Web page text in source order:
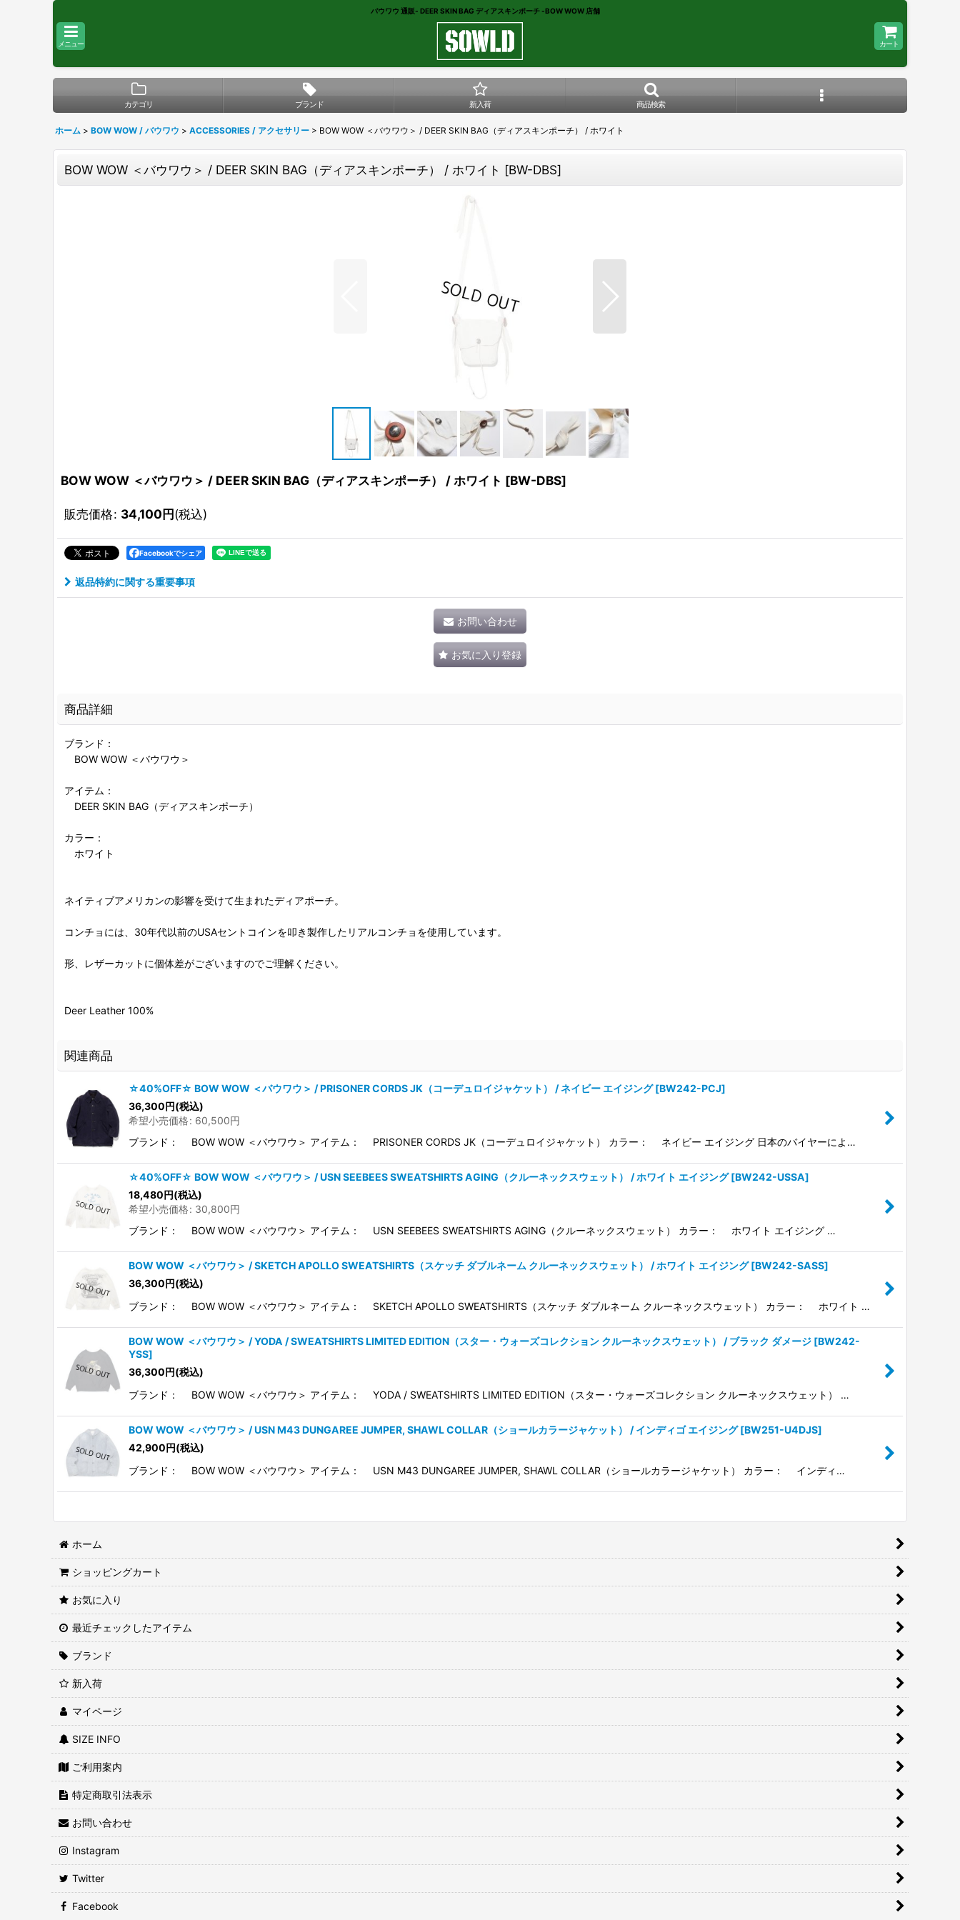
バウワウ 通販- DEER SKIN BAG ディアスキンポーチ -BOW WOW 店舗
メニュー カート
カテゴリ ブランド 新入荷 商品検索
ホーム > BOW WOW / バウワウ > ACCESSORIES / アクセサリー > BOW WOW ＜バウワウ＞ / DEER SKIN BAG（ディアスキンポーチ） / ホワイト
BOW WOW ＜バウワウ＞ / DEER SKIN BAG（ディアスキンポーチ） / ホワイト [BW-DBS]
BOW WOW ＜バウワウ＞ / DEER SKIN BAG（ディアスキンポーチ） / ホワイト [BW-DBS]
販売価格: 34,100円(税込)
Facebookでシェア
返品特約に関する重要事項
お問い合わせ
お気に入り登録
商品詳細
ブランド：
BOW WOW ＜バウワウ＞
アイテム：
DEER SKIN BAG（ディアスキンポーチ）
カラー：
ホワイト
ネイティブアメリカンの影響を受けて生まれたディアポーチ。
コンチョには、30年代以前のUSAセントコインを叩き製作したリアルコンチョを使用しています。
形、レザーカットに個体差がございますのでご理解ください。
Deer Leather 100%
関連商品
☆40%OFF☆ BOW WOW ＜バウワウ＞ / PRISONER CORDS JK（コーデュロイジャケット） / ネイビー エイジング [BW242-PCJ]
36,300円(税込)
希望小売価格: 60,500円
ブランド： BOW WOW ＜バウワウ＞ アイテム： PRISONER CORDS JK（コーデュロイジャケット） カラー： ネイビー エイジング 日本のバイヤーによ…
☆40%OFF☆ BOW WOW ＜バウワウ＞ / USN SEEBEES SWEATSHIRTS AGING（クルーネックスウェット） / ホワイト エイジング [BW242-USSA]
18,480円(税込)
希望小売価格: 30,800円
ブランド： BOW WOW ＜バウワウ＞ アイテム： USN SEEBEES SWEATSHIRTS AGING（クルーネックスウェット） カラー： ホワイト エイジング …
BOW WOW ＜バウワウ＞ / SKETCH APOLLO SWEATSHIRTS（スケッチ ダブルネーム クルーネックスウェット） / ホワイト エイジング [BW242-SASS]
36,300円(税込)
ブランド： BOW WOW ＜バウワウ＞ アイテム： SKETCH APOLLO SWEATSHIRTS（スケッチ ダブルネーム クルーネックスウェット） カラー： ホワイト …
BOW WOW ＜バウワウ＞ / YODA / SWEATSHIRTS LIMITED EDITION（スター・ウォーズコレクション クルーネックスウェット） / ブラック ダメージ [BW242-
YSS]
36,300円(税込)
ブランド： BOW WOW ＜バウワウ＞ アイテム： YODA / SWEATSHIRTS LIMITED EDITION（スター・ウォーズコレクション クルーネックスウェット） …
BOW WOW ＜バウワウ＞ / USN M43 DUNGAREE JUMPER, SHAWL COLLAR（ショールカラージャケット） / インディゴ エイジング [BW251-U4DJS]
42,900円(税込)
ブランド： BOW WOW ＜バウワウ＞ アイテム： USN M43 DUNGAREE JUMPER, SHAWL COLLAR（ショールカラージャケット） カラー： インディ…
ホーム
ショッピングカート
お気に入り
最近チェックしたアイテム
ブランド
新入荷
マイページ
SIZE INFO
ご利用案内
特定商取引法表示
お問い合わせ
Instagram
Twitter
Facebook